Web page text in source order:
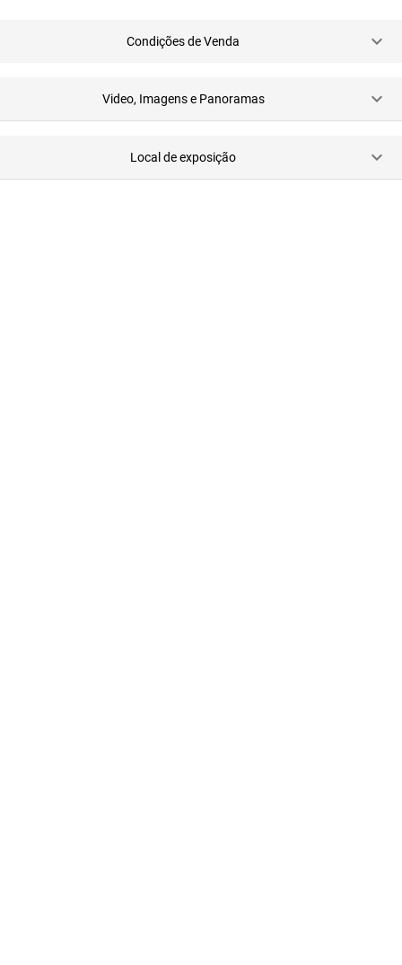
Condições de Venda
Video, Imagens e Panoramas
Local de exposição